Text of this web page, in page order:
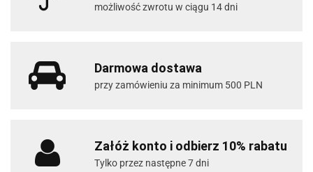
możliwość zwrotu w ciągu 14 dni
Darmowa dostawa
przy zamówieniu za minimum 500 PLN
Załóż konto i odbierz 10% rabatu
Tylko przez następne 7 dni